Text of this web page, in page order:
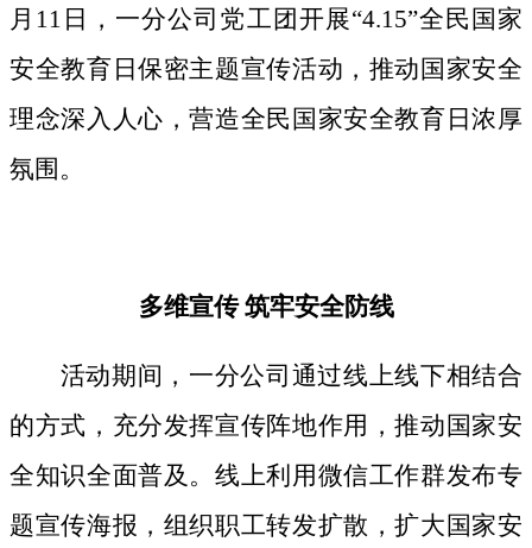
月11日，一分公司党工团开展“4.15”全民国家
安全教育日保密主题宣传活动，推动国家安全
理念深入人心，营造全民国家安全教育日浓厚
氛围。
多维宣传筑牢安全防线
活动期间， 一分公司通过线上线下相结合
的方式， 充分发挥宣传阵地作用，推动国家安
全知识全面普及。线上利用微信工作群发布专
题宣传海报，组织职工转发扩散，扩大国家安